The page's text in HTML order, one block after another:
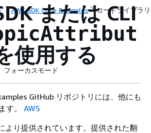
AWS SDK Code Examples コードライブラリ
または CLI
使用する
フォーカスモード
GitHub リポジトリには、他にも
す。 AWS
より提供されています。提供された翻